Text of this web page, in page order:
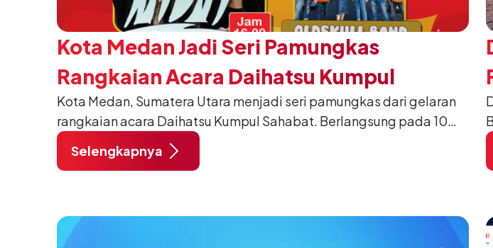
Kota Medan Jadi Seri Pamungkas
Rangkaian Acara Daihatsu Kumpul
Sahabat 2024
Kota Medan, Sumatera Utara menjadi seri pamungkas dari gelaran
rangkaian acara Daihatsu Kumpul Sahabat. Berlangsung pada 10
November 2024 pukul 06:30–18:00 WIB, di Lapangan Benteng
Medan.
Selengkapnya